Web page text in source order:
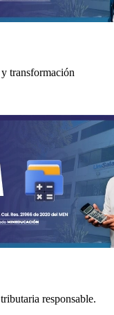
transformación
responsable.